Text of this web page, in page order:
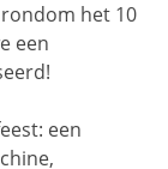
het 10
een
een